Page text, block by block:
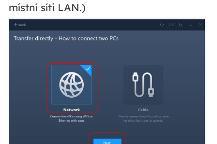
místní síti LAN.)